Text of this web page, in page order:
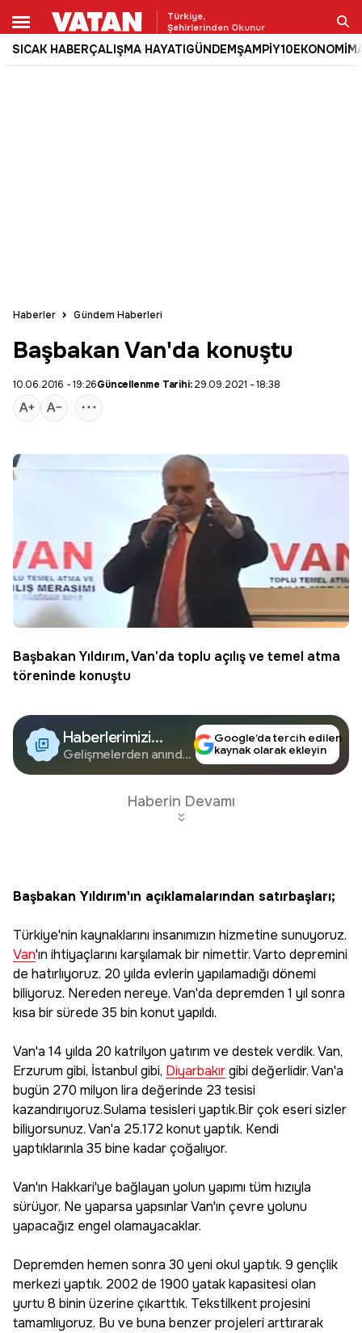
Türkiye,
Şehirlerinden Okunur
SICAK HABERÇALIŞMA HAYATIGÜNDEMŞAMPİY10EKONOMİ
Ara
Haberler Gündem Haberleri
Başbakan Van'da konuştu
10.06.2016 - 19:26Güncellenme Tarihi:29.09.2021 - 18:38
Başbakan Yıldırım, Van'da toplu açılış ve temel atma
töreninde konuştu
Haberlerimizi
Google'da Takip
Edin
Gelişmelerden anında
Google’da tercih edilen
kaynak olarak ekleyin
Haberin Devamı
Başbakan Yıldırım'ın açıklamalarından satırbaşları;
Türkiye'nin kaynaklarını insanımızın hizmetine sunuyoruz.
Van'ın ihtiyaçlarını karşılamak bir nimettir. Varto depremini
de hatırlıyoruz. 20 yılda evlerin yapılamadığı dönemi
biliyoruz. Nereden nereye. Van'da depremden 1 yıl sonra
kısa bir sürede 35 bin konut yapıldı.
Van'a 14 yılda 20 katrilyon yatırım ve destek verdik. Van,
Erzurum gibi, İstanbul gibi, Diyarbakırgibi değerlidir. Van'a
bugün 270 milyon lira değerinde 23 tesisi
kazandırıyoruz.Sulama tesisleri yaptık.Bir çok eseri sizler
biliyorsunuz. Van'a 25.172 konut yaptık. Kendi
yaptıklarınla 35 bine kadar çoğalıyor.
Van'ın Hakkari'ye bağlayan yolun yapımı tüm hızıyla
sürüyor. Ne yaparsa yapsınlar Van'ın çevre yolunu
yapacağız engel olamayacaklar.
Depremden hemen sonra 30 yeni okul yaptık. 9 gençlik
merkezi yaptık. 2002 de 1900 yatak kapasitesi olan
yurtu 8 binin üzerine çıkarttık. Tekstilkent projesini
tamamlıyoruz. Bu ve buna benzer projeleri arttırarak